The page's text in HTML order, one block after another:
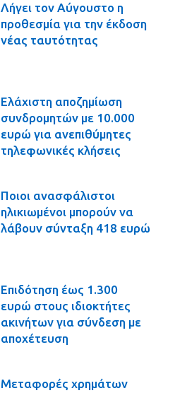
Λήγει τον Αύγουστο η
προθεσμία για την έκδοση
νέας ταυτότητας
Ελάχιστη αποζημίωση
συνδρομητών με 10.000
ευρώ για ανεπιθύμητες
τηλεφωνικές κλήσεις
Ποιοι ανασφάλιστοι
ηλικιωμένοι μπορούν να
λάβουν σύνταξη 418 ευρώ
Επιδότηση έως 1.300
ευρώ στους ιδιοκτήτες
ακινήτων για σύνδεση με
αποχέτευση
Μεταφορές χρημάτων